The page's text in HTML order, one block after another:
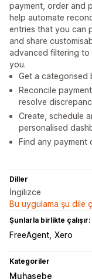
payment, order and
help automate
entries that you can
and share
advanced filtering
you.
Get a
Reconcile
resolve
Create, schedule
personalised
Find any
Diller
İngilizce
Bu uygulama şu dile
Şunlarla birlikte çalışır:
FreeAgent Xero
Kategoriler
Muhasebe